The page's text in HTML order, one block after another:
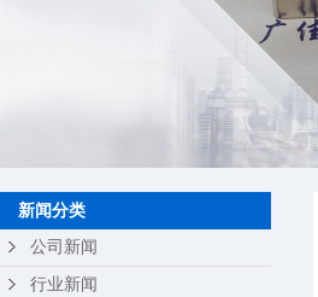
新闻分类
公司新闻
行业新闻